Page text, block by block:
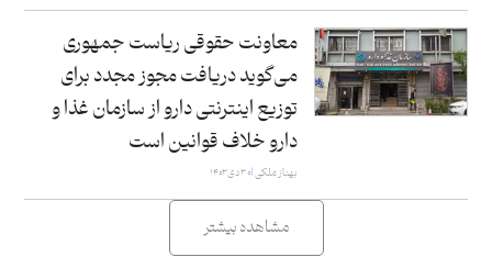
معاونت حقوقی ریاست جمهوری
می‌گوید دریافت مجوز مجدد برای
توزیع اینترنتی دارو از سازمان غذا و
دارو خلاف قوانین است
بهناز ملکی ۳۰ دی ۱۴۰۳
مشاهده بیشتر